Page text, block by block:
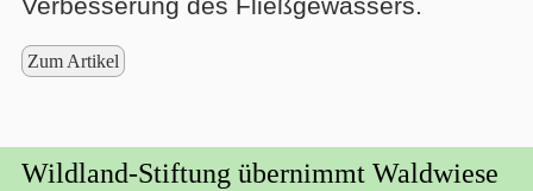
Zum Artikel
Wildland-Stiftung übernimmt Waldwiese